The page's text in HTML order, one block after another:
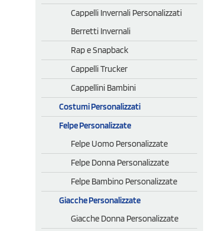
Cappelli Invernali Personalizzati
Berretti Invernali
Rap e Snapback
Cappelli Trucker
Cappellini Bambini
Costumi Personalizzati
Felpe Personalizzate
Felpe Uomo Personalizzate
Felpe Donna Personalizzate
Felpe Bambino Personalizzate
Giacche Personalizzate
Giacche Donna Personalizzate